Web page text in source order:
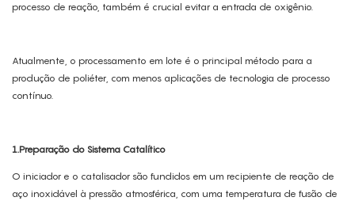
processo de reação, também é crucial evitar a entrada de oxigênio.
Atualmente, o processamento em lote é o principal método para a
produção de poliéter, com menos aplicações de tecnologia de processo
contínuo.
1.Preparação do Sistema Catalítico
O iniciador e o catalisador são fundidos em um recipiente de reação de
aço inoxidável à pressão atmosférica, com uma temperatura de fusão de